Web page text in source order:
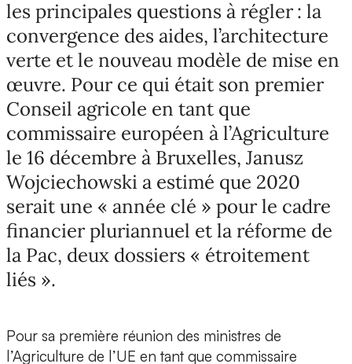
les principales questions à régler : la
convergence des aides, l’architecture
verte et le nouveau modèle de mise en
œuvre. Pour ce qui était son premier
Conseil agricole en tant que
commissaire européen à l’Agriculture
le 16 décembre à Bruxelles, Janusz
Wojciechowski a estimé que 2020
serait une « année clé » pour le cadre
financier pluriannuel et la réforme de
la Pac, deux dossiers « étroitement
liés ».
Pour sa première réunion des ministres de
l’Agriculture de l’UE en tant que commissaire